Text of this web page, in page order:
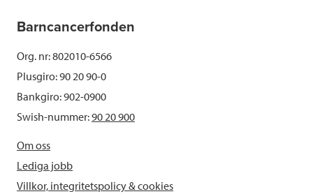
Barncancerfonden
Org. nr: 802010-6566
Plusgiro: 90 20 90-0
Bankgiro: 902-0900
Swish-nummer:90 20 900
Om oss
Lediga jobb
Villkor, integritetspolicy & cookies